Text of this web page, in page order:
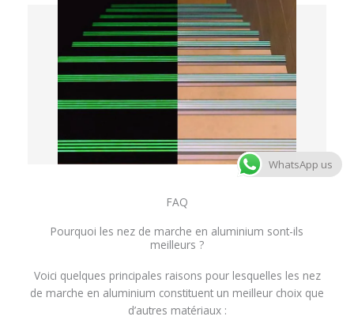
FAQ
Pourquoi les nez de marche en aluminium sont-ils
meilleurs ?
Voici quelques principales raisons pour lesquelles les nez
de marche en aluminium constituent un meilleur choix que
d’autres matériaux :
WhatsApp us